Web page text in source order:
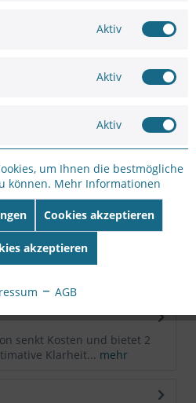
2CD3756G2T-IZS(7-35mm)(C)
senkt Kosten und bietet 2
Klarheit... mehr
Aktiv
Aktiv
Aktiv
um Ihnen die bestmögliche
können. Mehr Informationen
Cookies akzeptieren
akzeptieren
AGB